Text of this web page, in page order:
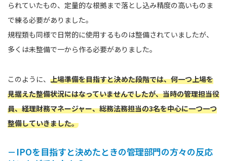
られていたもの、定量的な根拠まで落とし込み精度の高いものま
で練る必要がありました。
規程類も同様で日常的に使用するものは整備されていましたが、
多くは未整備で一から作る必要がありました。
このように、 上場準備を目指すと決めた段階では、何一つ上場を
見据えた整備状況にはなっていませんでしたが、当時の管理担当役
員、経理財務マネージャー、総務法務担当の3名を中心に一つ一つ
整備していきました。
－IPOを目指すと決めたときの管理部門の方々の反応